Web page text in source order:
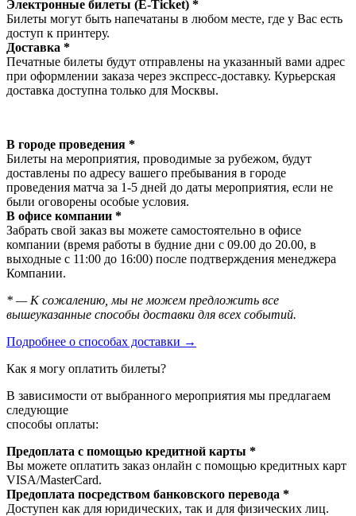
Электронные билеты (E-Ticket) *
Билеты могут быть напечатаны в любом месте, где у Вас есть
доступ к принтеру.
Доставка *
Печатные билеты будут отправлены на указанный вами адрес
при оформлении заказа через экспресс-доставку. Курьерская
доставка доступна только для Москвы.
В городе проведения *
Билеты на мероприятия, проводимые за рубежом, будут
доставлены по адресу вашего пребывания в городе
проведения матча за 1-5 дней до даты мероприятия, если не
были оговорены особые условия.
В офисе компании *
Забрать свой заказ вы можете самостоятельно в офисе
компании (время работы в будние дни с 09.00 до 20.00, в
выходные с 11:00 до 16:00) после подтверждения менеджера
Компании.
* — К сожалению, мы не можем предложить все
вышеуказанные способы доставки для всех событий.
Подробнее о способах доставки →
Как я могу оплатить билеты?
В зависимости от выбранного мероприятия мы предлагаем
следующие
способы оплаты:
Предоплата с помощью кредитной карты *
Вы можете оплатить заказ онлайн с помощью кредитных карт
VISA/MasterСard.
Предоплата посредством банковского перевода *
Доступен как для юридических, так и для физических лиц.